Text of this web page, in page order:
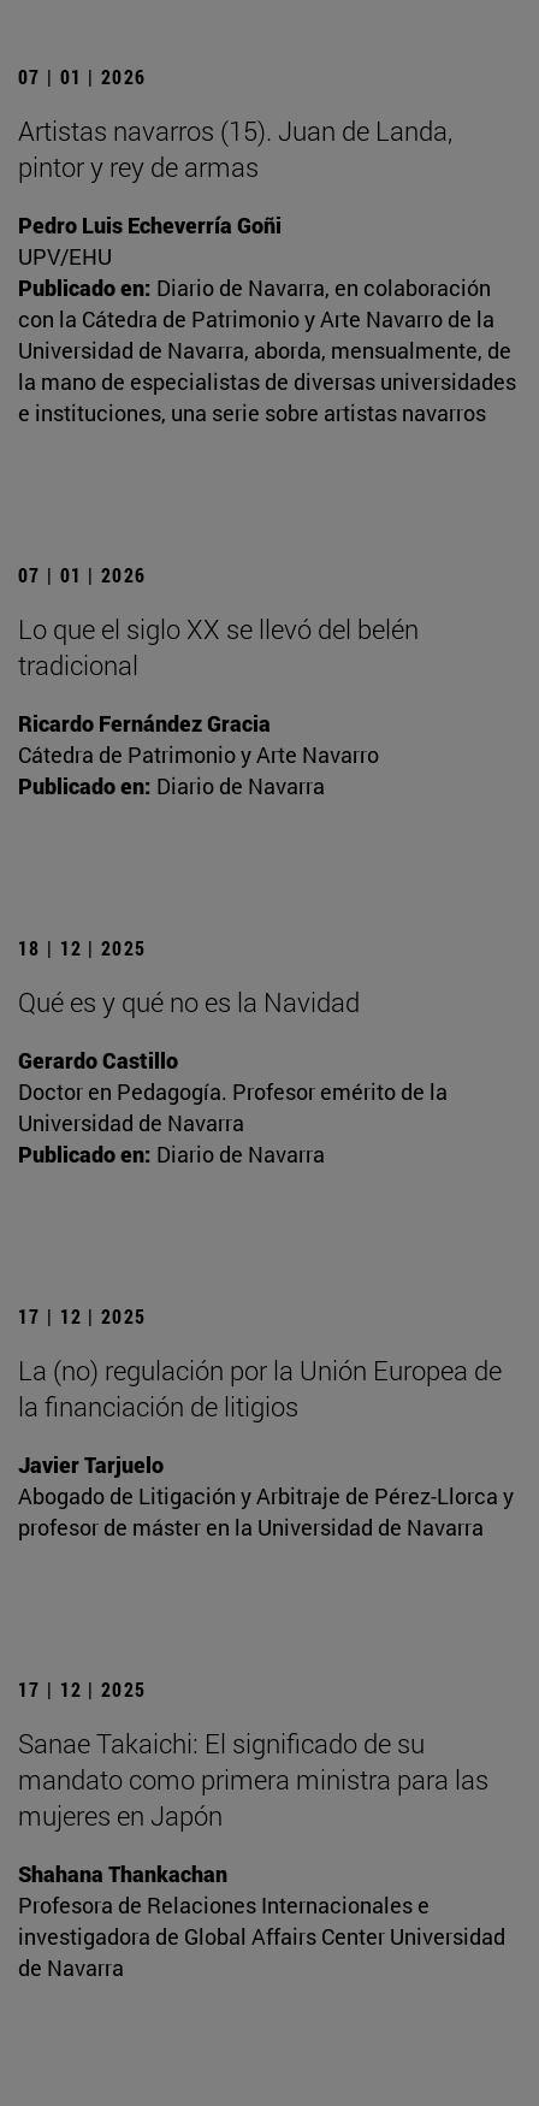
07 | 01 | 2026
Artistas navarros (15). Juan de Landa,
pintor y rey de armas
Pedro Luis Echeverría Goñi
UPV/EHU
Publicado en: Diario de Navarra, en colaboración
con la Cátedra de Patrimonio y Arte Navarro de la
Universidad de Navarra, aborda, mensualmente, de
la mano de especialistas de diversas universidades
e instituciones, una serie sobre artistas navarros
07 | 01 | 2026
Lo que el siglo XX se llevó del belén
tradicional
Ricardo Fernández Gracia
Cátedra de Patrimonio y Arte Navarro
Publicado en: Diario de Navarra
18 | 12 | 2025
Qué es y qué no es la Navidad
Gerardo Castillo
Doctor en Pedagogía. Profesor emérito de la
Universidad de Navarra
Publicado en: Diario de Navarra
17 | 12 | 2025
La (no) regulación por la Unión Europea de
la financiación de litigios
Javier Tarjuelo
Abogado de Litigación y Arbitraje de Pérez-Llorca y
profesor de máster en la Universidad de Navarra
17 | 12 | 2025
Sanae Takaichi: El significado de su
mandato como primera ministra para las
mujeres en Japón
Shahana Thankachan
Profesora de Relaciones Internacionales e
investigadora de Global Affairs Center Universidad
de Navarra